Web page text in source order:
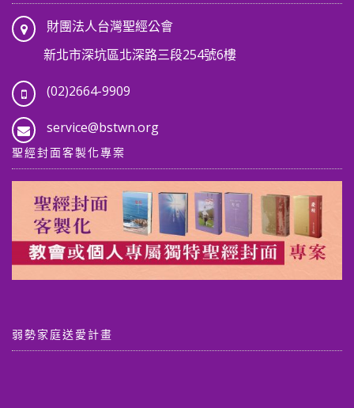
財團法人台灣聖經公會
新北市深坑區北深路三段254號6樓
(02)2664-9909
service@bstwn.org
聖經封面客製化專案
弱勢家庭送愛計畫